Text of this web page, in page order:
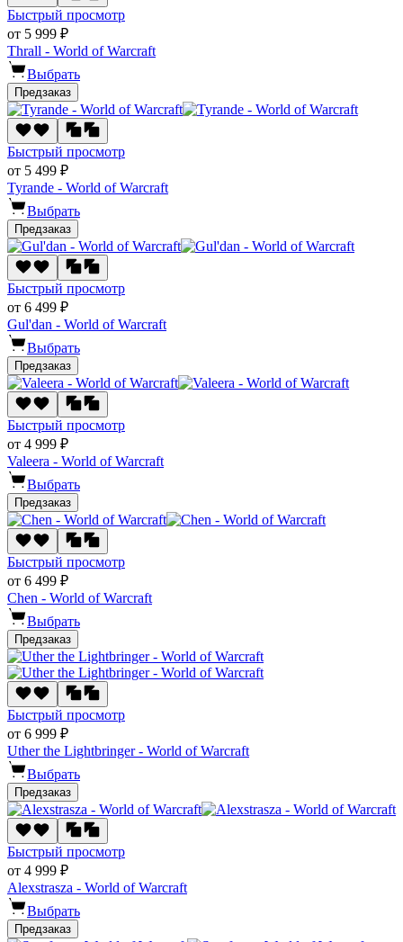
Быстрый просмотр
от 5 999 ₽
Thrall - World of Warcraft
Выбрать
Предзаказ
Быстрый просмотр
от 5 499 ₽
Tyrande - World of Warcraft
Выбрать
Предзаказ
Быстрый просмотр
от 6 499 ₽
Gul'dan - World of Warcraft
Выбрать
Предзаказ
Быстрый просмотр
от 4 999 ₽
Valeera - World of Warcraft
Выбрать
Предзаказ
Быстрый просмотр
от 6 499 ₽
Chen - World of Warcraft
Выбрать
Предзаказ
Быстрый просмотр
от 6 999 ₽
Uther the Lightbringer - World of Warcraft
Выбрать
Предзаказ
Быстрый просмотр
от 4 999 ₽
Alexstrasza - World of Warcraft
Выбрать
Предзаказ